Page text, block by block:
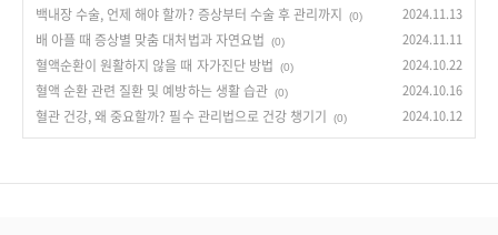
백내장 수술, 언제 해야 할까? 증상부터 수술 후 관리까지 (0) 2024.11.13
배 아플 때 증상별 맞춤 대처법과 자연요법 (0) 2024.11.11
혈액순환이 원활하지 않을 때 자가진단 방법 (0) 2024.10.22
혈액 순환 관련 질환 및 예방하는 생활 습관 (0) 2024.10.16
혈관 건강, 왜 중요할까? 필수 관리법으로 건강 챙기기 (0) 2024.10.12